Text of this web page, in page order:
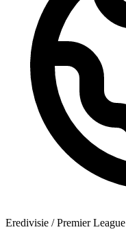
Eredivisie / Premier League